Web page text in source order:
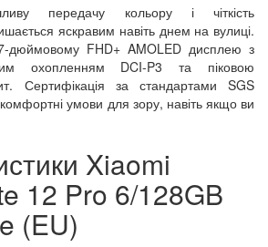
передачу кольору і чіткість
яскравим навіть днем на вулиці.
дюймовому FHD+ AMOLED дисплею з
охопленням DCI-P3 та піковою
Сертифікація за стандартами SGS
комфортні умови для зору, навіть якщо ви
Xiaomi
12 Pro 6/128GB
(EU)